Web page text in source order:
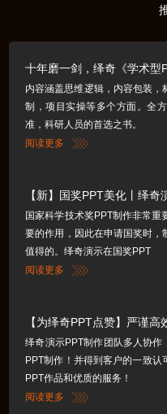
十年磨一剑，绎奇《学术型
内容涵盖思维逻辑，内容包装
制，项目实操等多个方面。全
准，科研人员的首选之书。
阅读更多
【新】国奖PPT美化丨绎
国家科学技术奖PPT制作非常
要的作用，因此在申请国奖时，
值得的。绎奇演示在国奖PPT
阅读更多
【为绎奇PPT点赞】严谨
绎奇演示PPT制作团队多人协
PPT制作！并得到客户的一致
PPT作品和优质的服务！
阅读更多